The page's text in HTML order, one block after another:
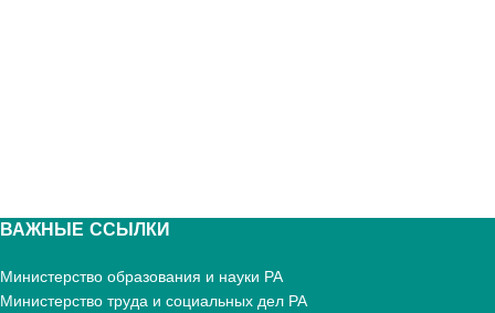
ВАЖНЫЕ ССЫЛКИ
Министерство образования и науки РА
Министерство труда и социальных дел РА